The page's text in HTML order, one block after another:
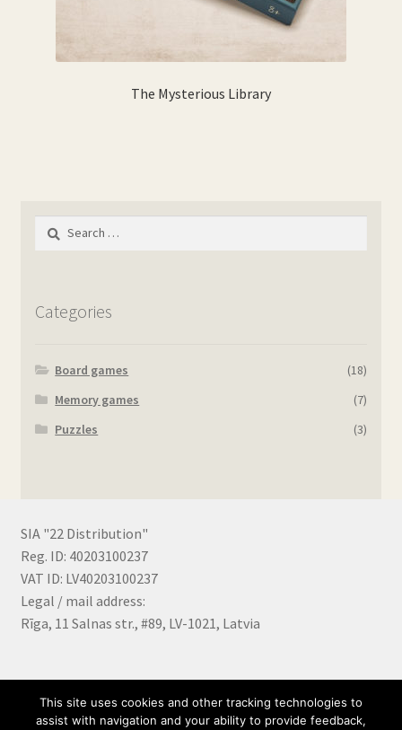
The Mysterious Library
Categories
Board games
(18)
Memory games
(7)
Puzzles
(3)
SIA "22 Distribution"
Reg. ID: 40203100237
VAT ID: LV40203100237
Legal / mail address:
Rīga, 11 Salnas str., #89, LV-1021, Latvia
© SIA "22 Distribution"
2018 - 2026. All rights reserved.
This site uses cookies and other tracking technologies to
assist with navigation and your ability to provide feedback,